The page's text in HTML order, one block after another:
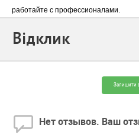
работайте с профессионалами.
Відклик
Залишити
Нет отзывов. Ваш